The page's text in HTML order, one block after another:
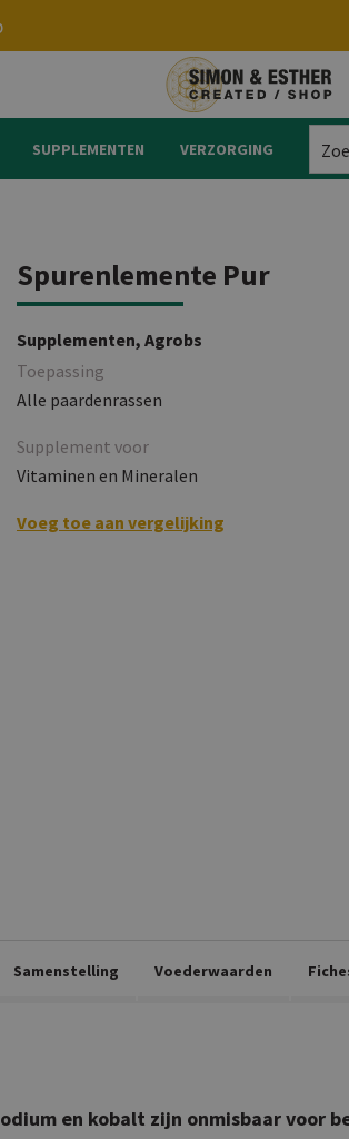
SUPPLEMENTEN VERZORGING
Spurenlemente Pur
Supplementen, Agrobs
Toepassing
Alle paardenrassen
Supplement voor
Vitaminen en Mineralen
Bekijk vergelijking
Voeg toe aan vergelijking
Samenstelling Voederwaarden
en kobalt zijn onmisbaar voor